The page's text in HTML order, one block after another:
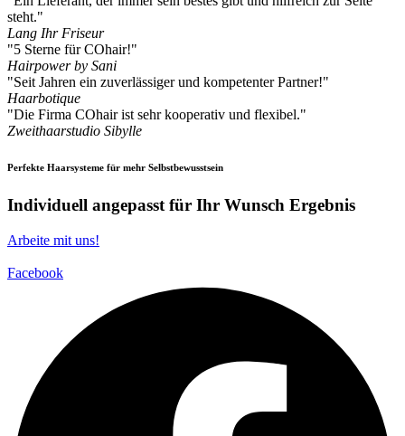
steht."
Lang Ihr Friseur
"5 Sterne für COhair!"
Hairpower by Sani
"Seit Jahren ein zuverlässiger und kompetenter Partner!"
Haarbotique
"Die Firma COhair ist sehr kooperativ und flexibel."
Zweithaarstudio Sibylle
Perfekte Haarsysteme für mehr Selbstbewusstsein
Individuell angepasst für Ihr Wunsch Ergebnis
Arbeite mit uns!
Facebook